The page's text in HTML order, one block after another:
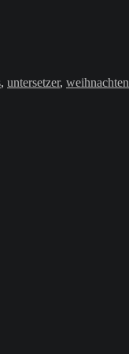
, untersetzer, weihnachten